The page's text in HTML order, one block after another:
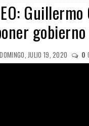
DOMINGO, JULIO 19, 2020 0